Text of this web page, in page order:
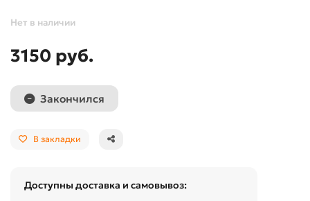
Нет в наличии
3150 руб.
Закончился
В закладки
Доступны доставка и самовывоз: